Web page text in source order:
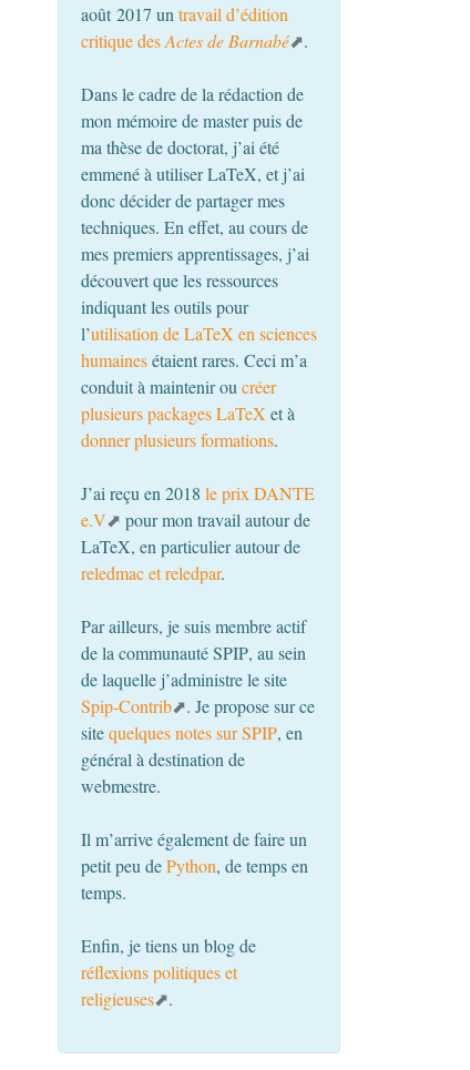
août 2017 un travail d’édition
critique desActes de Barnabé .
Dans le cadre de la rédaction de
mon mémoire de master puis de
ma thèse de doctorat, j’ai été
emmené à utiliser LaTeX, et j’ai
donc décider de partager mes
techniques. En effet, au cours de
mes premiers apprentissages, j’ai
découvert que les ressources
indiquant les outils pour
l’utilisation de LaTeX en sciences
humainesétaient rares. Ceci m’a
conduit à maintenir ou créer
plusieurs packages LaTeX et à
donner plusieurs formations.
J’ai reçu en 2018 le prix DANTE
e.V
pour mon travail autour de
LaTeX, en particulier autour de
reledmac et reledpar.
Par ailleurs, je suis membre actif
de la communautéSPIP, au sein
de laquelle j’administre le site
Spip-Contrib
. Je propose sur ce
sitequelques notes surSPIP, en
général à destination de
webmestre.
Il m’arrive également de faire un
petit peu dePython, de temps en
temps.
Enfin, je tiens un blog de
réflexions politiques et
religieuses
.